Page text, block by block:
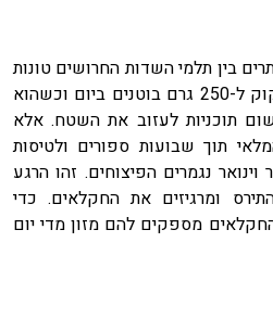
בין תלמי השדות החרושים טונות
של בוטנים שנשרו. העגור זקוק ל-250 גרם בוטנים ביום וכשהוא
תוכניות לעזוב את השטח. אלא
תוך שבועות ספורים ולטיסות
נגמרים הפיצוחים. זהו הרגע
ומרגיזים את החקלאים. כדי
מספקים להם מזון מדי יום